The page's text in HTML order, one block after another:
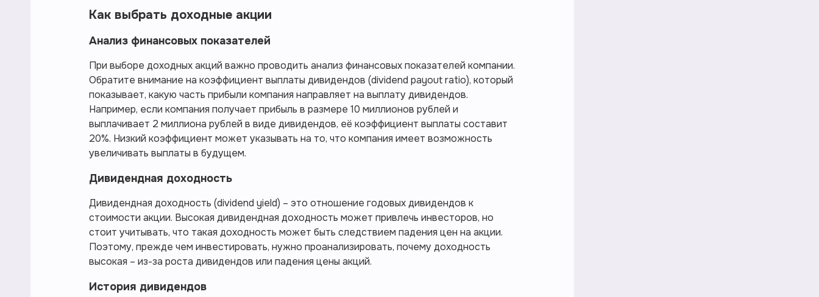
Как выбрать доходные акции
Анализ финансовых показателей
При выборе доходных акций важно проводить анализ финансовых показателей компании.
Обратите внимание на коэффициент выплаты дивидендов (dividend payout ratio), который
показывает, какую часть прибыли компания направляет на выплату дивидендов.
Например, если компания получает прибыль в размере 10 миллионов рублей и
выплачивает 2 миллиона рублей в виде дивидендов, её коэффициент выплаты составит
20%. Низкий коэффициент может указывать на то, что компания имеет возможность
увеличивать выплаты в будущем.
Дивидендная доходность
Дивидендная доходность (dividend yield) – это отношение годовых дивидендов к
стоимости акции. Высокая дивидендная доходность может привлечь инвесторов, но
стоит учитывать, что такая доходность может быть следствием падения цен на акции.
Поэтому, прежде чем инвестировать, нужно проанализировать, почему доходность
высокая – из-за роста дивидендов или падения цены акций.
История дивидендов